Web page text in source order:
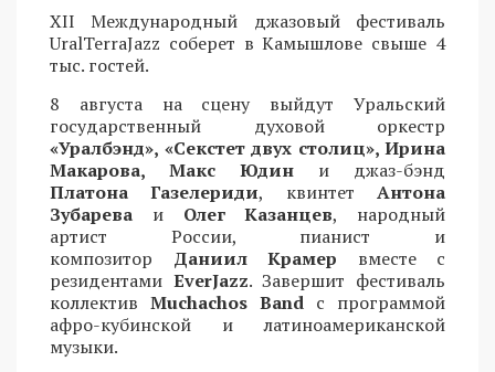
XII Международный джазовый фестиваль
UralTerraJazz соберет в Камышлове свыше 4
тыс. гостей.
8 августа на сцену выйдут Уральский
государственный духовой оркестр
«Уралбэнд», «Секстет двух столиц», Ирина
Макарова, Макс Юдин и джаз-бэнд
Платона Газелериди, квинтетАнтона
Зубарева и Олег Казанцев, народный
артист России, пианист и
композитор Даниил Крамер вместе с
резидентами EverJazz. Завершит фестиваль
коллектив Muchachos Band с программой
афро-кубинской и латиноамериканской
музыки.